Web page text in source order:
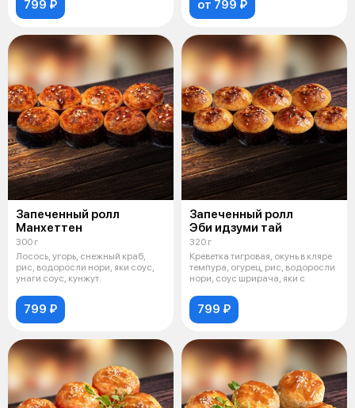
799 ₽ от 799 ₽
Запеченный ролл
Манхеттен
300 г
Лосось, угорь, снежный краб,
рис, водоросли нори, яки соус,
унаги соус, кунжут.
799 ₽
Запеченный ролл
Эби идзуми тай
320 г
Креветка тигровая, окунь в кляре
темпура, огурец, рис, водоросли
нори, соус шрирача, яки с
799 ₽